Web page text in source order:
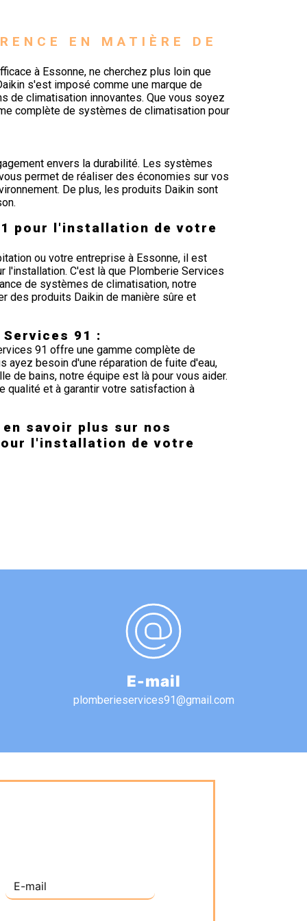
EN MATIÈRE DE
à Essonne, ne cherchez plus loin que
s'est imposé comme une marque de
de climatisation innovantes. Que vous soyez
complète de systèmes de climatisation pour
envers la durabilité. Les systèmes
permet de réaliser des économies sur vos
De plus, les produits Daikin sont
pour l'installation de votre
ou votre entreprise à Essonne, il est
C'est là que Plomberie Services
de systèmes de climatisation, notre
des produits Daikin de manière sûre et
91 :
91 offre une gamme complète de
ayez besoin d'une réparation de fuite d'eau,
de bains, notre équipe est là pour vous aider.
qualité et à garantir votre satisfaction à
savoir plus sur nos
l'installation de votre
E-mail
plomberieservices91@gmail.com